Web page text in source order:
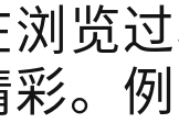
览
。